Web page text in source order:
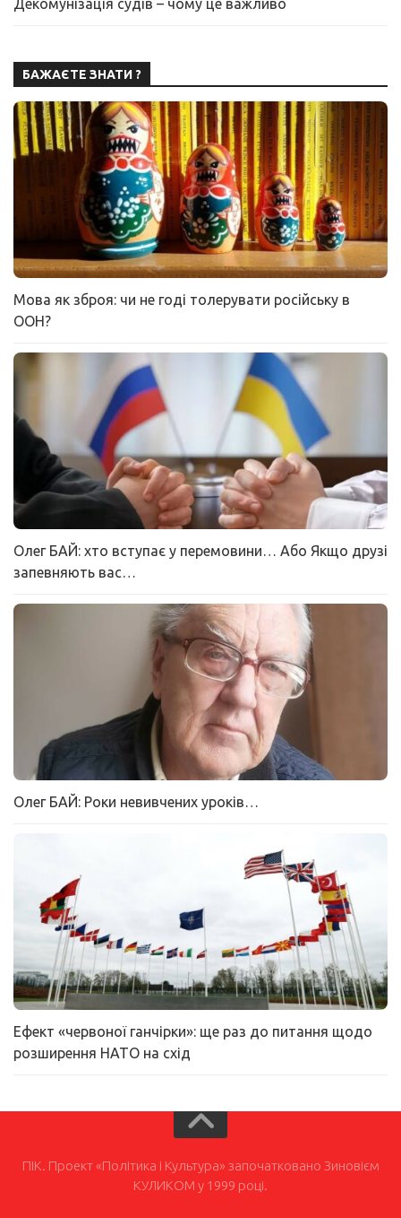
Декомунізація судів – чому це важливо
БАЖАЄТЕ ЗНАТИ ?
Мова як зброя: чи не годі толерувати російську в
ООН?
Олег БАЙ: хто вступає у перемовини… Або Якщо друзі
запевняють вас…
Олег БАЙ: Роки невивчених уроків…
Ефект «червоної ганчірки»: ще раз до питання щодо
розширення НАТО на схід
ПІК. Проект «Політика і Культура» започатковано Зиновієм
КУЛИКОМ у 1999 році.